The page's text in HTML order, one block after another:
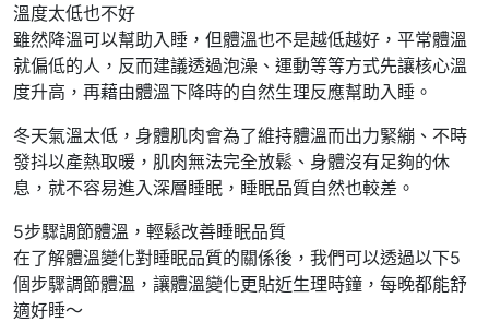
溫度太低也不好
雖然降溫可以幫助入睡，但體溫也不是越低越好，平常體溫
就偏低的人，反而建議透過泡澡、運動等等方式先讓核心溫
度升高，再藉由體溫下降時的自然生理反應幫助入睡。
冬天氣溫太低，身體肌肉會為了維持體溫而出力緊繃、不時
發抖以產熱取暖，肌肉無法完全放鬆、身體沒有足夠的休
息，就不容易進入深層睡眠，睡眠品質自然也較差。
5步驟調節體溫，輕鬆改善睡眠品質
在了解體溫變化對睡眠品質的關係後，我們可以透過以下5
個步驟調節體溫，讓體溫變化更貼近生理時鐘，每晚都能舒
適好睡～